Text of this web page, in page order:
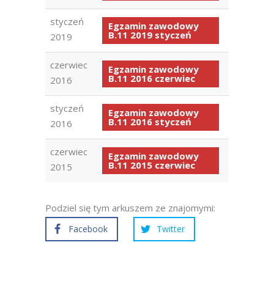
styczeń
2019
Egzamin zawodowy
B.11 2019 styczeń
czerwiec
2016
Egzamin zawodowy
B.11 2016 czerwiec
styczeń
2016
Egzamin zawodowy
B.11 2016 styczeń
czerwiec
2015
Egzamin zawodowy
B.11 2015 czerwiec
Podziel się tym arkuszem ze znajomymi:
Facebook Twitter